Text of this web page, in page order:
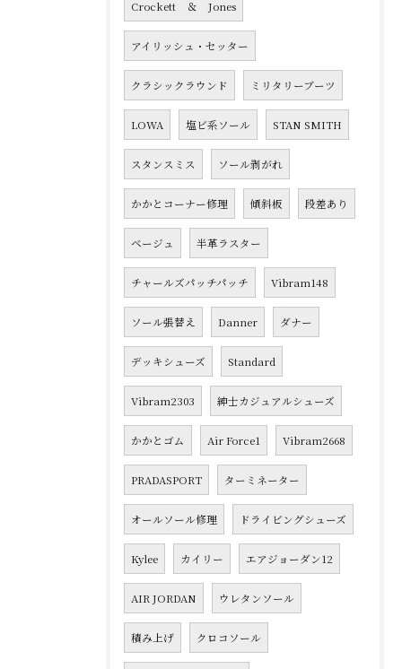
Crockett ＆ Jones
アイリッシュ・セッター
クラシックラウンド ミリタリーブーツ
LOWA 塩ビ系ソール STAN SMITH
スタンスミス ソール剥がれ
かかとコーナー修理 傾斜板 段差あり
ベージュ 半革ラスター
チャールズパッチパッチ Vibram148
ソール張替え Danner ダナー
デッキシューズ Standard
Vibram2303 紳士カジュアルシューズ
かかとゴム Air Force1 Vibram2668
PRADASPORT ターミネーター
オールソール修理 ドライビングシューズ
Kylee カイリー エアジョーダン12
AIR JORDAN ウレタンソール
積み上げ クロコソール